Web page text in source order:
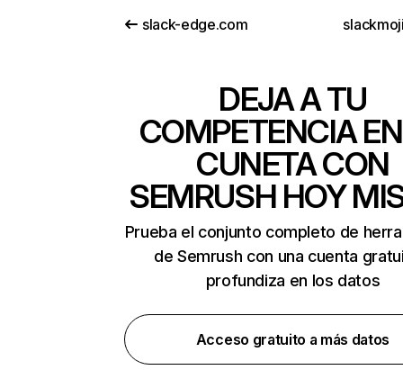
slack-edge.com
DEJA A TU
COMPETENCIA
CUNETA CON
SEMRUSH HOY
Prueba el conjunto completo de
de Semrush con una cuenta
profundiza en los datos
Acceso gratuito a más datos